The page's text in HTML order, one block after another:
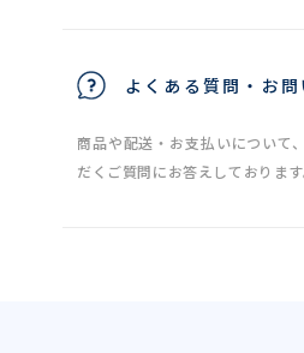
よくある質問・お問
商品や配送・お支払いについて
だくご質問にお答えしております